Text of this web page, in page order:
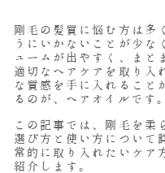
剛毛の髪質に悩む方は多
うにいかないことが少な
ュームが出やすく、まと
適切なヘアケアを取り入
な質感を手に入れること
るのが、ヘアオイルです。
この記事では、剛毛を柔
選び方と使い方について
常的に取り入れたいケア
紹介します。